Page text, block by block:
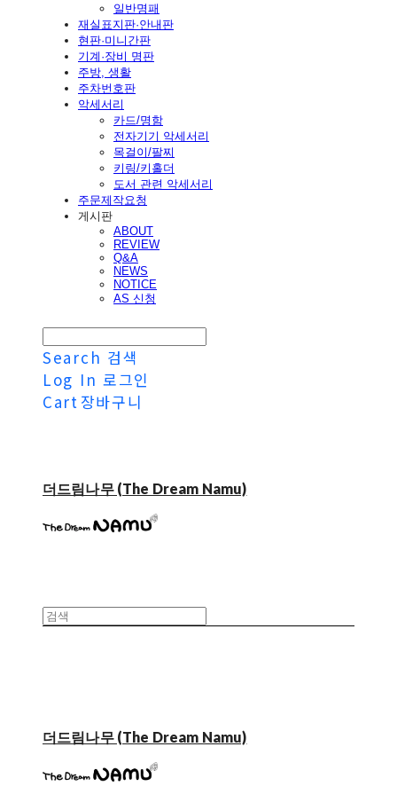
일반명패
재실표지판·안내판
현판·미니간판
기계·장비 명판
주방, 생활
주차번호판
악세서리
카드/명함
전자기기 악세서리
목걸이/팔찌
키링/키홀더
도서 관련 악세서리
주문제작요청
게시판
ABOUT
REVIEW
Q&A
NEWS
NOTICE
AS 신청
Search 검색
Log In 로그인
Cart 장바구니
더드림나무 (The Dream Namu)
더드림나무 (The Dream Namu)